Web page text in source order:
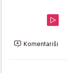
Komentariši